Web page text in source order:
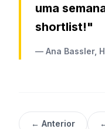
uma
shortlist!"
— Ana Bassler,
← Anterior